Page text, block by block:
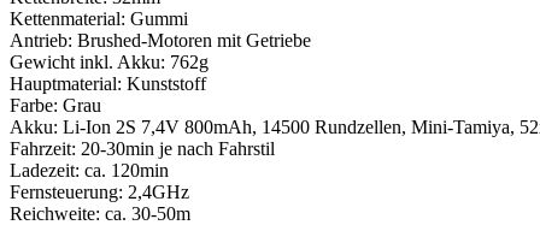
Kettenmaterial: Gummi
Antrieb: Brushed-Motoren mit Getriebe
Gewicht inkl. Akku: 762g
Hauptmaterial: Kunststoff
Farbe: Grau
Akku: Li-Ion 2S 7,4V 800mAh, 14500 Rundzellen, Mini-Tamiya,
Fahrzeit: 20-30min je nach Fahrstil
Ladezeit: ca. 120min
Fernsteuerung: 2,4GHz
Reichweite: ca. 30-50m